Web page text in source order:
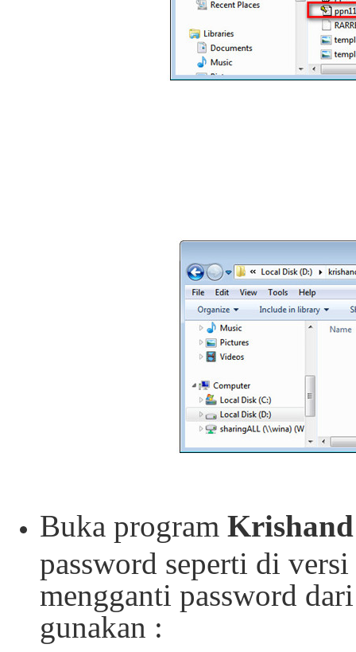
Buka program
password seperti di
mengganti password
gunakan :